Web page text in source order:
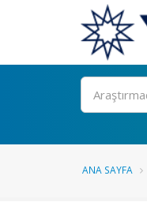
Ara
ANA SAYFA